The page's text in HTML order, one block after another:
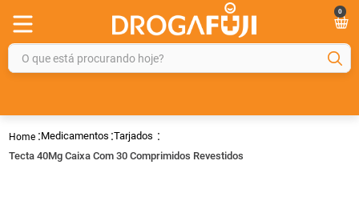
0
O que está procurando hoje?
Medicamentos Tarjados
Tecta 40Mg Caixa Com 30 Comprimidos Revestidos
2º
gelmax